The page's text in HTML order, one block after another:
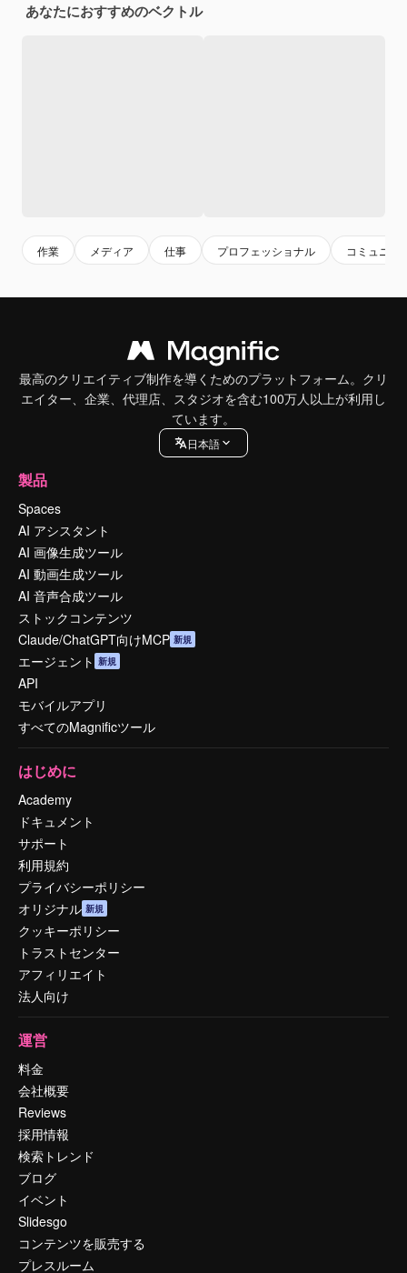
あなたにおすすめのベクトル
作業 メディア 仕事 プロフェッショナル コミュニケ
最高のクリエイティブ制作を導くためのプラットフォーム。クリ
エイター、企業、代理店、スタジオを含む100万人以上が利用し
ています。
日本語
製品
Spaces
AI アシスタント
AI 画像生成ツール
AI 動画生成ツール
AI 音声合成ツール
ストックコンテンツ
Claude/ChatGPT向けMCP 新規
エージェント 新規
API
モバイルアプリ
すべてのMagnificツール
はじめに
Academy
ドキュメント
サポート
利用規約
プライバシーポリシー
オリジナル 新規
クッキーポリシー
トラストセンター
アフィリエイト
法人向け
運営
料金
会社概要
Reviews
採用情報
検索トレンド
ブログ
イベント
Slidesgo
コンテンツを販売する
プレスルーム